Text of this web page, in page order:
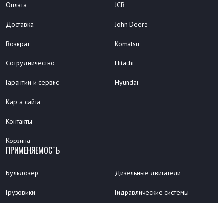
Оплата
Доставка
Возврат
Сотрудничество
Гарантии и сервис
Карта сайта
Контакты
Корзина
JCB
John Deere
Komatsu
Hitachi
Hyundai
ПРИМЕНЯЕМОСТЬ
Бульдозер
Грузовики
Дизельные двигатели
Гидравлические системы